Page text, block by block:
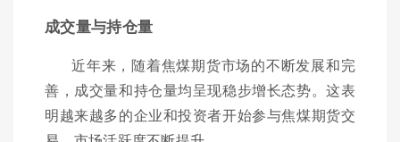
成交量与持仓量
近年来，随着焦煤期货市场的不断发展和完
善，成交量和持仓量均呈现稳步增长态势。这表
明越来越多的企业和投资者开始参与焦煤期货交